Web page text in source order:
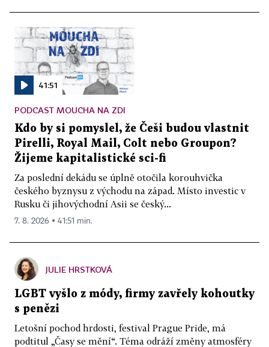
41:51
PODCAST MOUCHA NA ZDI
Kdo by si pomyslel, že Češi budou vlastnit
Pirelli, Royal Mail, Colt nebo Groupon?
Žijeme kapitalistické sci-fi
Za poslední dekádu se úplně otočila korouhvička
českého byznysu z východu na západ. Místo investic v
Rusku či jihovýchodní Asii se český...
7. 8. 2026 ▪ 41:51 min.
JULIE HRSTKOVÁ
LGBT vyšlo z módy, firmy zavřely kohoutky
s penězi
Letošní pochod hrdosti, festival Prague Pride, má
podtitul „Časy se mění“. Téma odráží změny atmosféry